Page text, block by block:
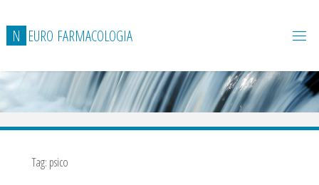
contenuto
N EURO FARMACOLOGIA
Tag: psico